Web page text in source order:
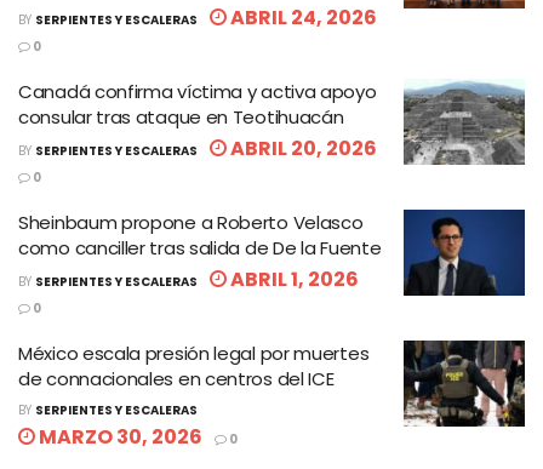
BY SERPIENTES Y ESCALERAS ABRIL 24, 2026
0
Canadá confirma víctima y activa apoyo
consular tras ataque en Teotihuacán
BY SERPIENTES Y ESCALERAS ABRIL 20, 2026
0
Sheinbaum propone a Roberto Velasco
como canciller tras salida de De la Fuente
BY SERPIENTES Y ESCALERAS ABRIL 1, 2026
0
México escala presión legal por muertes
de connacionales en centros del ICE
BY SERPIENTES Y ESCALERAS
MARZO 30, 2026 0